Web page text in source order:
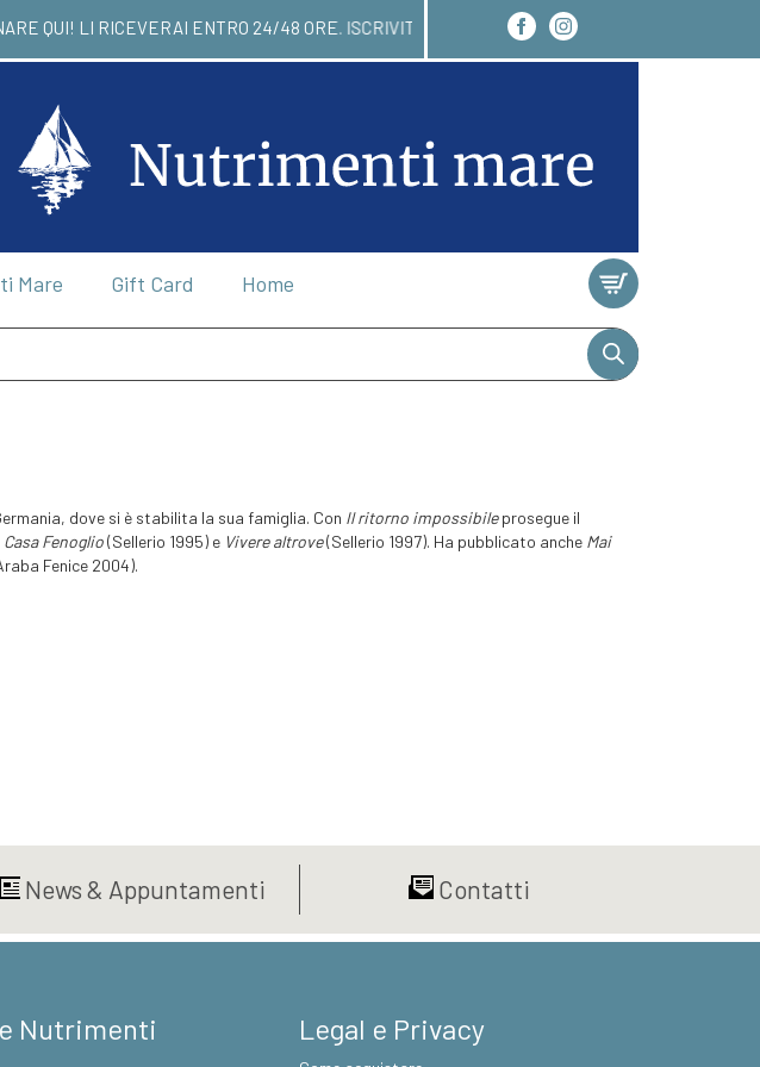
ORDINARE QUI! LI RICEVERAI ENTRO 24/48 ORE. ISCRIVITI ALLA
Mare Gift Card Home
dove si è stabilita la sua famiglia. Con Il ritorno impossibileprosegue il
Casa Fenoglio(Sellerio 1995) e Vivere altrove(Sellerio 1997). Ha pubblicato anche Mai
Fenice 2004).
News & Appuntamenti Contatti
Nutrimenti Legal e Privacy